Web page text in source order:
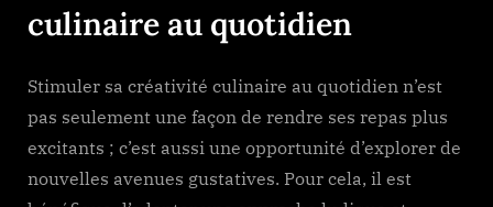
culinaire au quotidien
Stimuler sa créativité culinaire au quotidien n’est
pas seulement une façon de rendre ses repas plus
excitants ; c’est aussi une opportunité d’explorer de
nouvelles avenues gustatives. Pour cela, il est